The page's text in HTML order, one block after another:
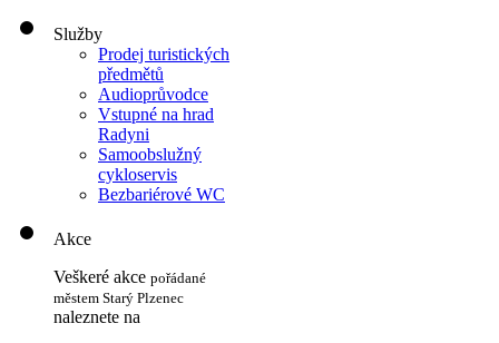
Služby
Prodej turistických
předmětů
Audioprůvodce
Vstupné na hrad
Radyni
Samoobslužný
cykloservis
Bezbariérové WC
Akce
Veškeré akce pořádané
městem Starý Plzenec
naleznete na